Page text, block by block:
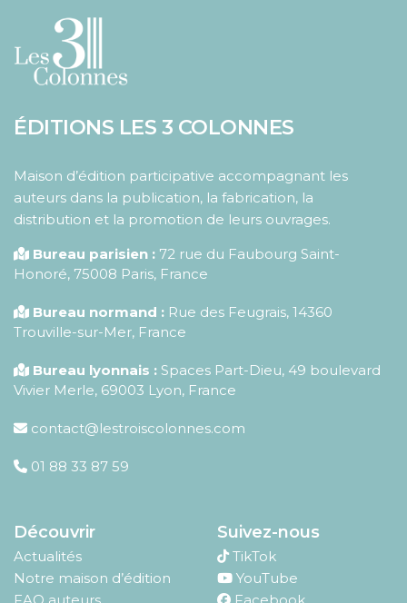
ÉDITIONS LES 3 COLONNES
Maison d’édition participative accompagnant les
auteurs dans la publication, la fabrication, la
distribution et la promotion de leurs ouvrages.
Bureau parisien : 72 rue du Faubourg Saint-
Honoré, 75008 Paris, France
Bureau normand : Rue des Feugrais, 14360
Trouville-sur-Mer, France
Bureau lyonnais : Spaces Part-Dieu, 49 boulevard
Vivier Merle, 69003 Lyon, France
contact@lestroiscolonnes.com
01 88 33 87 59
Découvrir
Actualités
Notre maison d’édition
Suivez-nous
TikTok
YouTube